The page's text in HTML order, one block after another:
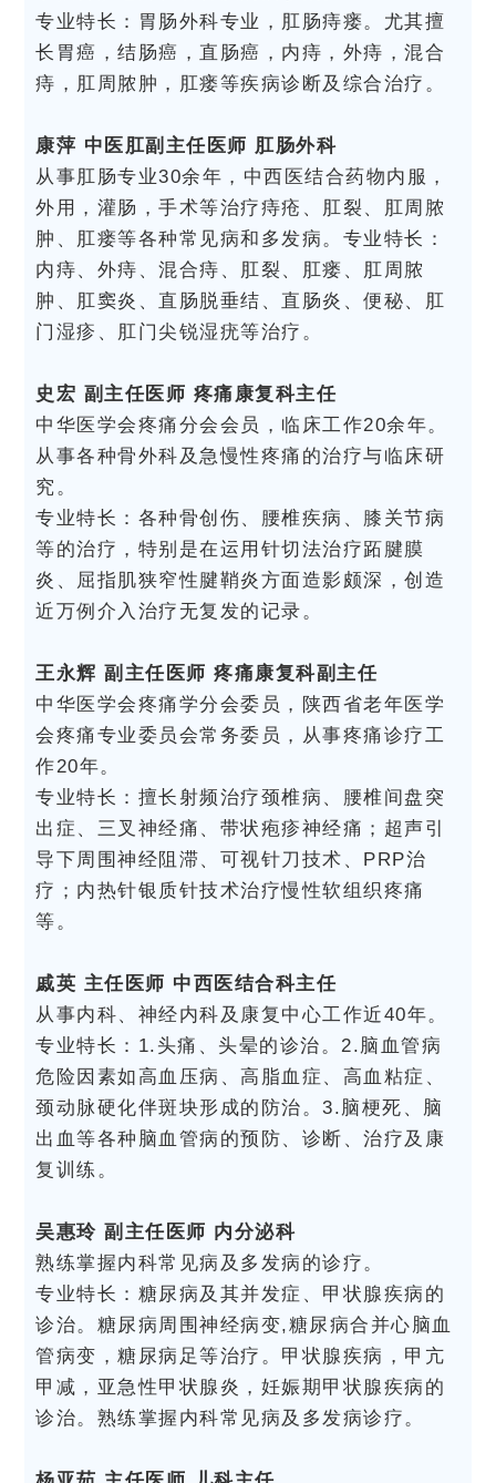
专业特长：胃肠外科专业，肛肠痔瘘。尤其擅
长胃癌，结肠癌，直肠癌，内痔，外痔，混合
痔，肛周脓肿，肛瘘等疾病诊断及综合治疗。
康萍 中医肛副主任医师 肛肠外科
从事肛肠专业30余年，中西医结合药物内服，
外用，灌肠，手术等治疗痔疮、肛裂、肛周脓
肿、肛瘘等各种常见病和多发病。专业特长：
内痔、外痔、混合痔、肛裂、肛瘘、肛周脓
肿、肛窦炎、直肠脱垂结、直肠炎、便秘、肛
门湿疹、肛门尖锐湿疣等治疗。
史宏 副主任医师 疼痛康复科主任
中华医学会疼痛分会会员，临床工作20余年。
从事各种骨外科及急慢性疼痛的治疗与临床研
究。
专业特长：各种骨创伤、腰椎疾病、膝关节病
等的治疗，特别是在运用针切法治疗跖腱膜
炎、屈指肌狭窄性腱鞘炎方面造影颇深，创造
近万例介入治疗无复发的记录。
王永辉 副主任医师 疼痛康复科副主任
中华医学会疼痛学分会委员，陕西省老年医学
会疼痛专业委员会常务委员，从事疼痛诊疗工
作20年。
专业特长：擅长射频治疗颈椎病、腰椎间盘突
出症、三叉神经痛、带状疱疹神经痛；超声引
导下周围神经阻滞、可视针刀技术、PRP治
疗；内热针银质针技术治疗慢性软组织疼痛
等。
戚英 主任医师 中西医结合科主任
从事内科、神经内科及康复中心工作近40年。
专业特长：1.头痛、头晕的诊治。2.脑血管病
危险因素如高血压病、高脂血症、高血粘症、
颈动脉硬化伴斑块形成的防治。3.脑梗死、脑
出血等各种脑血管病的预防、诊断、治疗及康
复训练。
吴惠玲 副主任医师 内分泌科
熟练掌握内科常见病及多发病的诊疗。
专业特长：糖尿病及其并发症、甲状腺疾病的
诊治。糖尿病周围神经病变,糖尿病合并心脑血
管病变，糖尿病足等治疗。甲状腺疾病，甲亢
甲减，亚急性甲状腺炎，妊娠期甲状腺疾病的
诊治。熟练掌握内科常见病及多发病诊疗。